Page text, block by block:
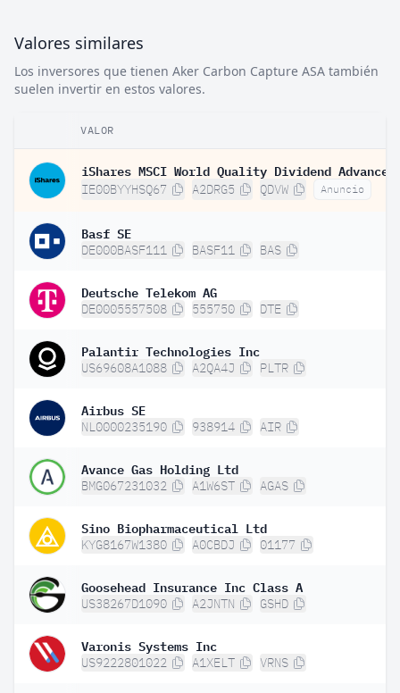
Valores similares
Los inversores que tienen Aker Carbon Capture ASA también
suelen invertir en estos valores.
VALOR
IE00BYYHSQ67 A2DRG5 QDVW Anuncio
Basf SE
DE000BASF111 BASF11 BAS
Deutsche Telekom AG
DE0005557508 555750 DTE
Palantir Technologies Inc
US69608A1088 A2QA4J PLTR
Airbus SE
NL0000235190 938914 AIR
Avance Gas Holding Ltd
BMG067231032 A1W6ST AGAS
Sino Biopharmaceutical Ltd
KYG8167W1380 A0CBDJ 01177
Goosehead Insurance Inc Class A
US38267D1090 A2JNTN GSHD
Varonis Systems Inc
US9222801022 A1XELT VRNS